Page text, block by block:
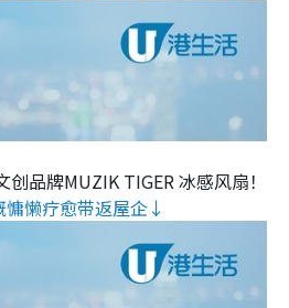
创品牌MUZIK TIGER 冰感风扇！
懒疗愈带返屋企↓